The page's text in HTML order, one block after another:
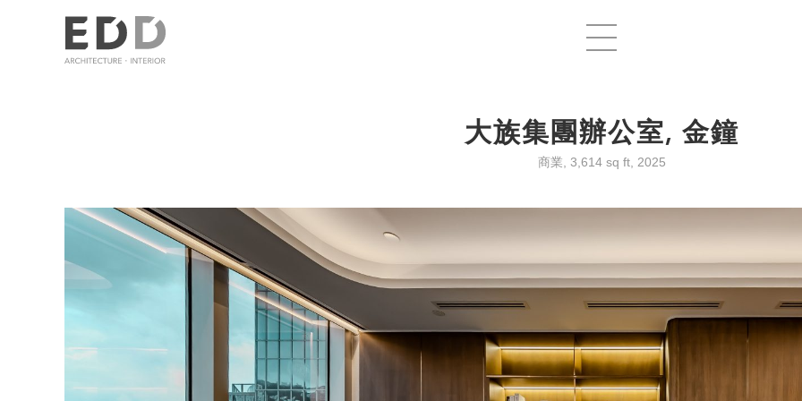
大族集團辦公室, 金鐘
商業, 3,614 sq ft, 2025